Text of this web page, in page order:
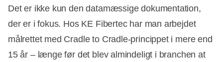
Det er ikke kun den datamæssige dokumentation,
der er i fokus. Hos KE Fibertec har man arbejdet
målrettet med Cradle to Cradle-princippet i mere end
15 år – længe før det blev almindeligt i branchen at